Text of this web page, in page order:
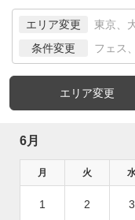
エリア変更 東京、
条件変更 フェス
エリア変更
6月
月 火
1 2 3